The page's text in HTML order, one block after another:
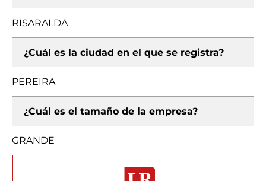
RISARALDA
¿Cuál es la ciudad en el que se registra?
PEREIRA
¿Cuál es el tamaño de la empresa?
GRANDE